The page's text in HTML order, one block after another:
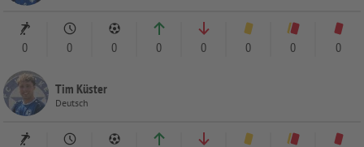
0 0 0 0 0 0 0 0
Tim Küster
Deutsch